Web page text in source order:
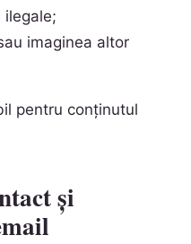
ilegale;
imaginea altor
pentru conținutul
și